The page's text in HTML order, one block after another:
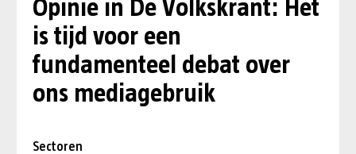
Opinie in De Volkskrant: Het
is tijd voor een
fundamenteel debat over
ons mediagebruik
Sectoren